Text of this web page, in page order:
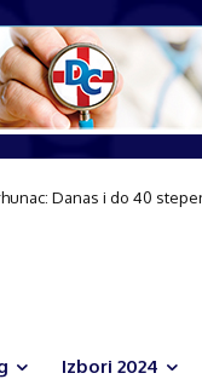
Danas i do 40
Izbori 2024